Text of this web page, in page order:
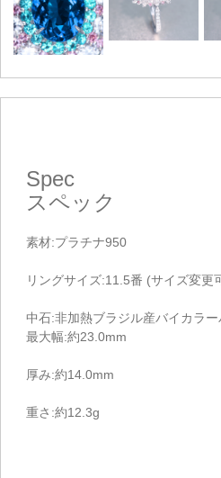
Spec
スペック
素材:プラチナ950
リングサイズ:11.5番 (サイズ変更
中石:非加熱ブラジル産バイカラ
最大幅:約23.0mm
厚み:約14.0mm
重さ:約12.3g